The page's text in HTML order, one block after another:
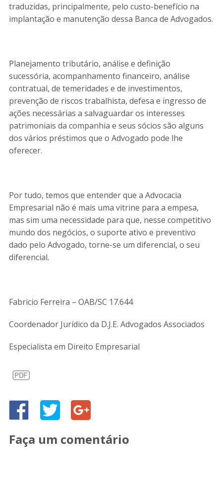
traduzidas, principalmente, pelo custo-benefício na
implantação e manutenção dessa Banca de Advogados.
Planejamento tributário, análise e definição
sucessória, acompanhamento financeiro, análise
contratual, de temeridades e de investimentos,
prevenção de riscos trabalhista, defesa e ingresso de
ações necessárias a salvaguardar os interesses
patrimoniais da companhia e seus sócios são alguns
dos vários préstimos que o Advogado pode lhe
oferecer.
Por tudo, temos que entender que a Advocacia
Empresarial não é mais uma vitrine para a empesa,
mas sim uma necessidade para que, nesse competitivo
mundo dos negócios, o suporte ativo e preventivo
dado pelo Advogado, torne-se um diferencial, o seu
diferencial.
Fabricio Ferreira – OAB/SC 17.644
Coordenador Jurídico da D.J.E. Advogados Associados
Especialista em Direito Empresarial
Faça um comentário